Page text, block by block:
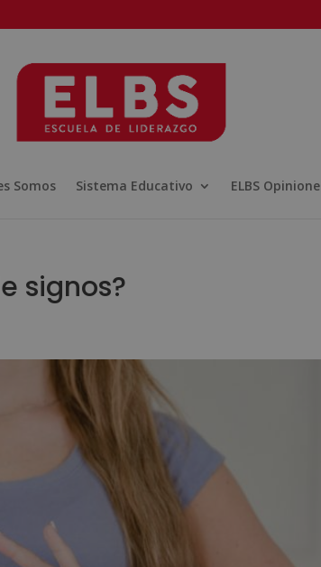
Somos Sistema Educativo ELBS
signos?